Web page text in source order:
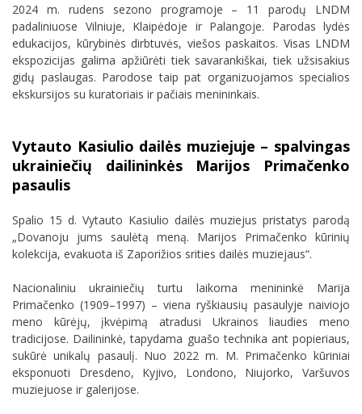
2024 m. rudens sezono programoje – 11 parodų LNDM
padaliniuose Vilniuje, Klaipėdoje ir Palangoje. Parodas lydės
edukacijos, kūrybinės dirbtuvės, viešos paskaitos. Visas LNDM
ekspozicijas galima apžiūrėti tiek savarankiškai, tiek užsisakius
gidų paslaugas. Parodose taip pat organizuojamos specialios
ekskursijos su kuratoriais ir pačiais menininkais.
Vytauto Kasiulio dailės muziejuje – spalvingas
ukrainiečių dailininkės Marijos Primačenko
pasaulis
Spalio 15 d. Vytauto Kasiulio dailės muziejus pristatys parodą
„Dovanoju jums saulėtą meną. Marijos Primačenko kūrinių
kolekcija, evakuota iš Zaporižios srities dailės muziejaus“.
Nacionaliniu ukrainiečių turtu laikoma menininkė Marija
Primačenko (1909–1997) – viena ryškiausių pasaulyje naiviojo
meno kūrėjų, įkvėpimą atradusi Ukrainos liaudies meno
tradicijose. Dailininkė, tapydama guašo technika ant popieriaus,
sukūrė unikalų pasaulį. Nuo 2022 m. M. Primačenko kūriniai
eksponuoti Dresdeno, Kyjivo, Londono, Niujorko, Varšuvos
muziejuose ir galerijose.